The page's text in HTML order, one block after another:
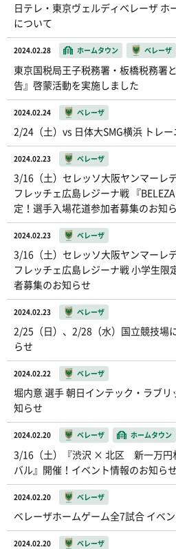
日テレ・東京ヴェルディベレーザ ホ
について
2024.02.28 ホームタウン ベレーザ
東京国税局王子税務署・板橋税務署
告』啓蒙活動を実施しました
2024.02.24 ベレーザ
2/24（土）vs 日体大SMG横浜 トレ
2024.02.23 ベレーザ
3/16（土）セレッソ大阪ヤンマーレ
フレッチェ広島レジーナ戦 『
定！選手入場花道参加者募集のお知
2024.02.23 ベレーザ
3/16（土）セレッソ大阪ヤンマーレ
フレッチェ広島レジーナ戦 小学生限
者募集のお知らせ
2024.02.23 ベレーザ
2/25（日）、2/28（水）国立競技場
らせ
2024.02.22 ベレーザ
堀内意 選手 朝日インテック・ラブ
知らせ
2024.02.20 ベレーザ ホームタウン
3/16（土）『渋沢 × 北区 新一万円
バル』開催！イベント情報のお知らせ
2024.02.20 ベレーザ
ベレーザホームゲーム全7試合 イベ
2024.02.20 ベレーザ